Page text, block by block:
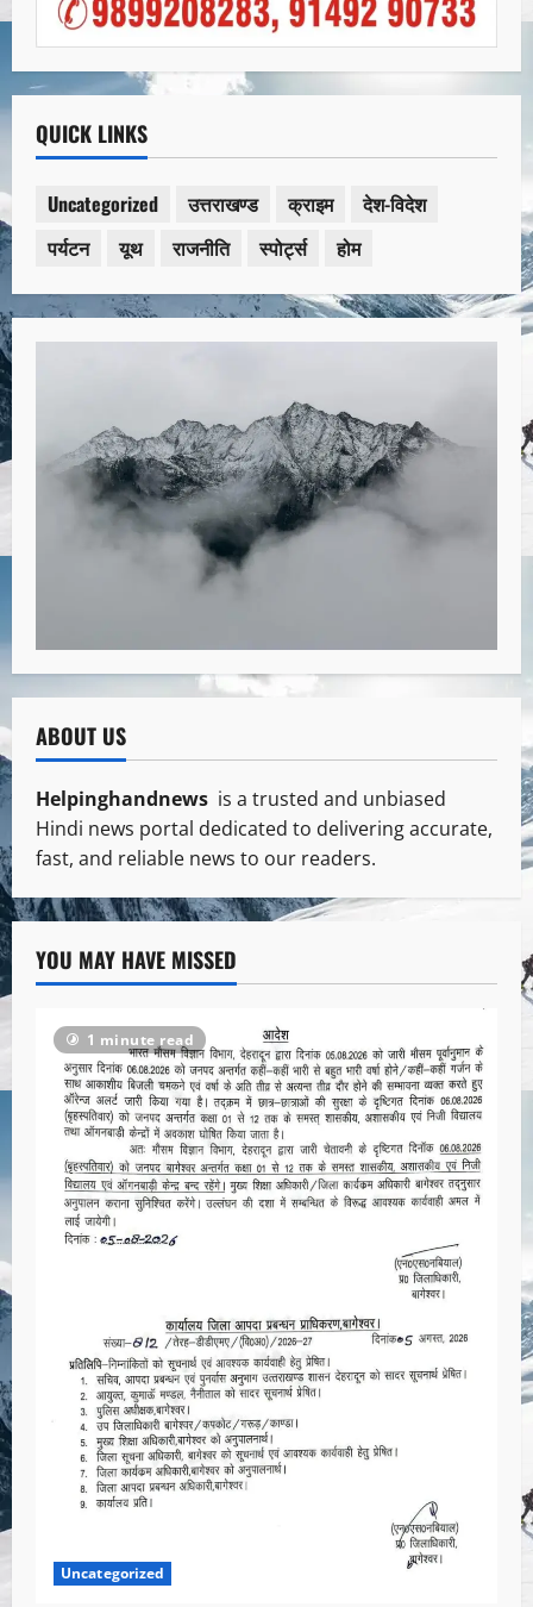
QUICK LINKS
Uncategorized उत्तराखण्ड क्राइम
देश-विदेश
पर्यटन
यूथ राजनीति स्पोर्ट्स होम
ABOUT US
Helpinghandnews is a trusted and unbiased
Hindi news portal dedicated to delivering accurate,
fast, and reliable news to our readers.
YOU MAY HAVE MISSED
1 minute read
Uncategorized